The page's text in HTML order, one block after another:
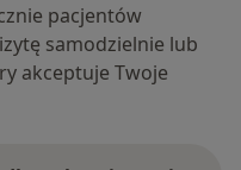
pacjentów
samodzielnie lub
akceptuje Twoje